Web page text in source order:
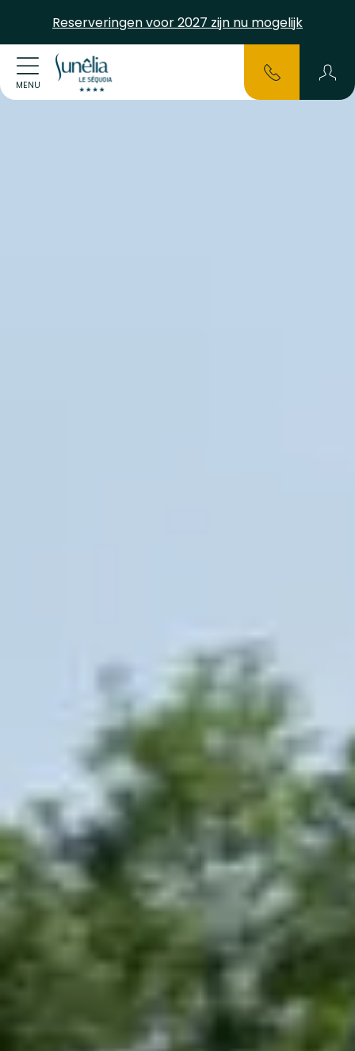
Reserveringen voor 2027 zijn nu mogelijk
MENU